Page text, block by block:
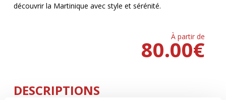
découvrir la Martinique avec style et sérénité.
À partir de
€
80.00
DESCRIPTIONS